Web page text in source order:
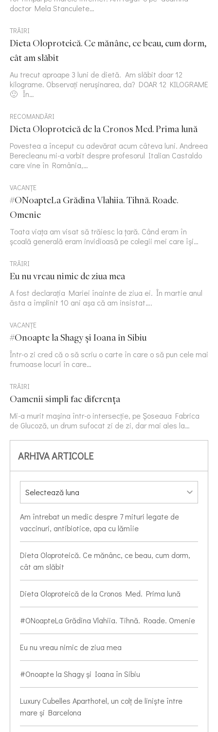
doctor Mela Stanculete…
TRĂIRI
Dieta Oloproteică. Ce mănânc, ce beau, cum dorm,
cât am slăbit
Au trecut aproape 3 luni de dietă. Am slăbit doar 12
kilograme. Observați nerușinarea, da? DOAR 12 KILOGRAME
🙂 În…
RECOMANDĂRI
Dieta Oloproteică de la Cronos Med. Prima lună
Povestea a început cu adevărat acum câteva luni. Andreea
Berecleanu mi-a vorbit despre profesorul Italian Castaldo
care vine în România,…
VACANȚE
#ONoapteLa Grădina Vlahiia. Tihnă. Roade.
Omenie
Toata viața am visat să trăiesc la țară. Când eram în
școală generală eram invidioasă pe colegii mei care își…
TRĂIRI
Eu nu vreau nimic de ziua mea
A fost declarația Mariei înainte de ziua ei. În martie anul
ăsta a împlinit 10 ani așa că am insistat….
VACANȚE
#Onoapte la Shagy și Ioana în Sibiu
Într-o zi cred că o să scriu o carte în care o să pun cele mai
frumoase locuri în care…
TRĂIRI
Oamenii simpli fac diferența
Mi-a murit mașina într-o intersecție, pe Șoseaua Fabrica
de Glucoză, un drum sufocat zi de zi, dar mai ales la…
ARHIVA ARTICOLE
Am întrebat un medic despre 7 mituri legate de
vaccinuri, antibiotice, apa cu lămîie
Dieta Oloproteică. Ce mănânc, ce beau, cum dorm,
cât am slăbit
Dieta Oloproteică de la Cronos Med. Prima lună
#ONoapteLa Grădina Vlahiia. Tihnă. Roade. Omenie
Eu nu vreau nimic de ziua mea
#Onoapte la Shagy și Ioana în Sibiu
Luxury Cubelles Aparthotel, un colț de liniște între
mare și Barcelona